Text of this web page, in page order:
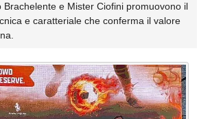
Brachelente e Mister Ciofini promuovono il
e caratteriale che conferma il valore